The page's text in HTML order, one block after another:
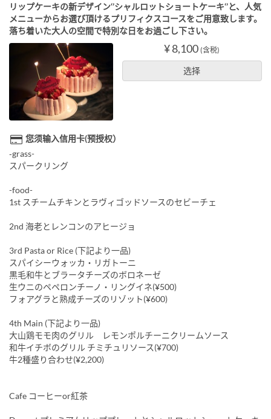
リップケーキの新デザイン‘’シャルロットショートケーキ‘’と、人気
メニューからお選び頂けるプリフィクスコースをご用意致します。
落ち着いた大人の空間で特別な日をお過ごし下さい。
¥ 8,100 (含税)
选择
您须输入信用卡(预授权）
‐grass-
スパークリング
-food-
1st スチームチキンとラヴィゴッドソースのセビーチェ
2nd 海老とレンコンのアヒージョ
3rd Pasta or Rice (下記より一品)
スパイシーウォッカ・リガトーニ
黒毛和牛とブラータチーズのボロネーゼ
生ウニのペペロンチーノ・リングイネ(¥500)
フォアグラと熟成チーズのリゾット(¥600)
4th Main (下記より一品)
大山鶏モモ肉のグリル レモンポルチーニクリームソース
和牛イチボのグリル チミチュリソース(¥700)
牛2種盛り合わせ(¥2,200)
Cafe コーヒーor紅茶